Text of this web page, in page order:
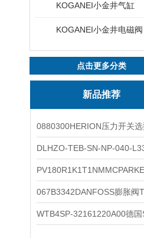
KOGANEI小金井气缸
KOGANEI小金井电磁阀
点击更多分类
新品推荐